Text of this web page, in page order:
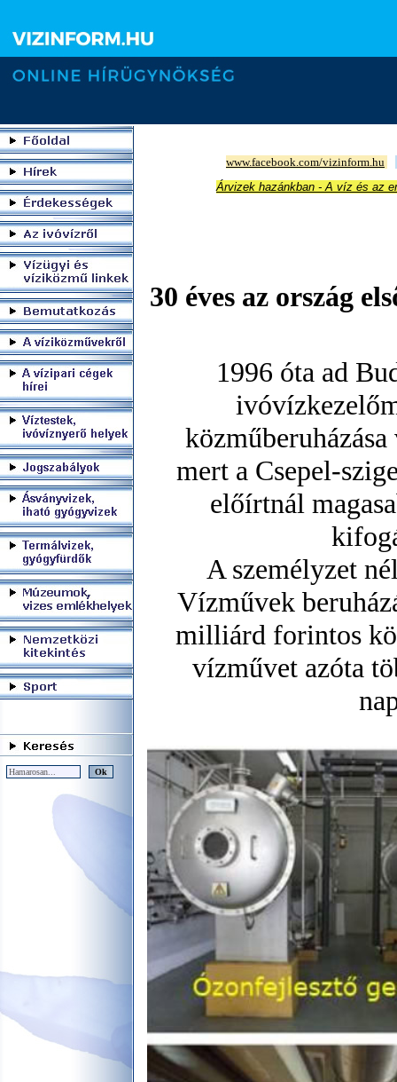
www.facebook.com/vizinform.hu
Árvizek hazánkban - A víz és az
30 éves az ország
1996 óta ad
mert a Csepel-
előírtnál
A személyzet
Vízművek
milliárd forintos
vízművet azóta